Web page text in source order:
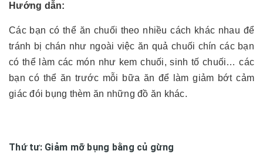
Hướng dẫn:
Các bạn có thể ăn chuối theo nhiều cách khác nhau để
tránh bị chán như ngoài việc ăn quả chuối chín các bạn
có thể làm các món như kem chuối, sinh tố chuối… các
bạn có thể ăn trước mỗi bữa ăn để làm giảm bớt cảm
giác đói bụng thèm ăn những đồ ăn khác.
Thứ tư: Giảm mỡ bụng bằng củ gừng